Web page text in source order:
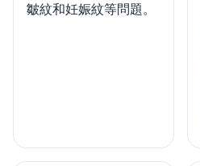
皺紋和妊娠紋等問題。